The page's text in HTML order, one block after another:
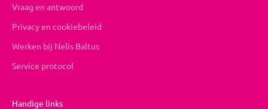
Vraag en antwoord
Privacy en cookiebeleid
Werken bij Nelis Baltus
Service protocol
Handige links